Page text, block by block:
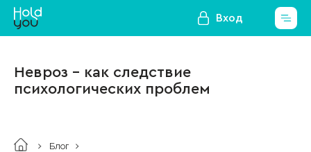
Вход
Невроз - как следствие
психологических проблем
Блог